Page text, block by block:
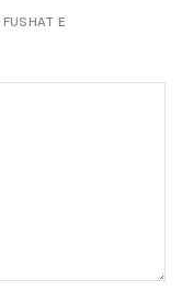
FUSHAT E